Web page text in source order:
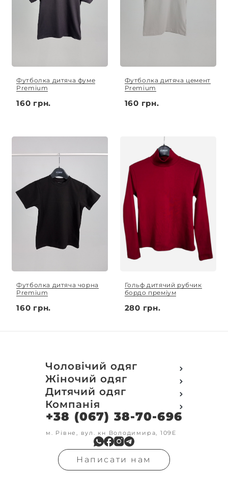
Футболка дитяча фуме
Premium
160 грн.
Футболка дитяча цемент
Premium
160 грн.
Футболка дитяча чорна
Premium
160 грн.
Гольф дитячий рубчик
бордо преміум
280 грн.
Чоловічий одяг
Футболки
Футболки Polo
Кофти
Світшот
Кенгуру
Кофта з замком
Олімпійки
Флісові кофти
Гольфи
Реглан
Жіночий одяг
Футболки
Поло
Кофти
Світшот
Олімпійки
Кофта на замку
Бомбери
В'язка
Гольфи
Дитячий одяг
Футболки
Кофти
Світшоти
Кенгуру
Кенгуру замок
Костюми
Штани
Шорти
Компанія
Про компанію
Доставка та оплата
Друк на замовлення
Обмін та повернення
Контакти
Умови оформлення
замовлення
+38 (067) 38-70-696
м. Рівне, вул. кн Володимира, 109Е
Написати нам